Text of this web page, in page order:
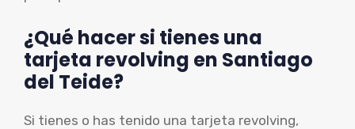
¿Qué hacer si tienes una
tarjeta revolving en Santiago
del Teide?
Si tienes o has tenido una tarjeta revolving,